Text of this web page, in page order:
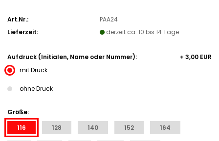
Art.Nr.:
PAA24
Lieferzeit:
derzeit ca. 10 bis 14 Tage
Aufdruck (Initialen, Name oder Nummer):
+ 3,00 EUR
mit Druck
ohne Druck
Größe:
116
128 140 152 164